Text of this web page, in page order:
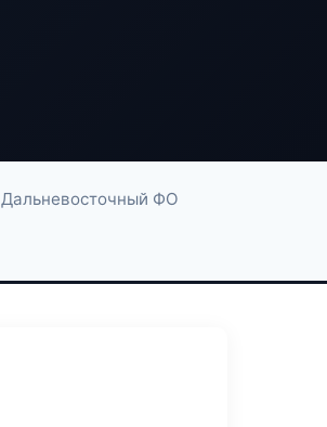
Дальневосточный ФО